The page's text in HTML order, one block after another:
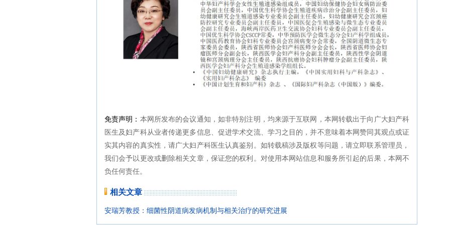
免责声明： 本网所发布的会议通知，如非特别注明，均来源于互联网，本网转载出于向广大妇产科
医生及妇产科从业者传递更多信息、促进学术交流、学习之目的，并不意味着本网赞同其观点或证
实其内容的真实性，请广大妇产科医生认真鉴别。如转载稿涉及版权等问题，请立即联系管理员，
我们会予以更改或删除相关文章，保证您的权利。对使用本网站信息和服务所引起的后果，本网不
负任何责任。
相关文章
安瑞芳教授：细菌性阴道病发病机制与相关治疗的研究进展